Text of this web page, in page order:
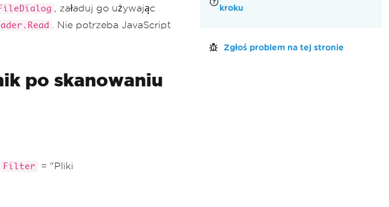
, załaduj go używając
. Nie potrzeba JavaScript
po skanowaniu
Filter
= "Pliki
kroku
Zgłoś problem na tej stronie